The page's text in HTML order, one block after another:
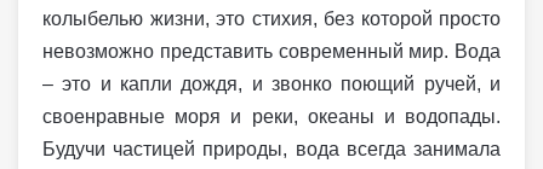
колыбелью жизни, это стихия, без которой просто
невозможно представить современный мир. Вода
– это и капли дождя, и звонко поющий ручей, и
своенравные моря и реки, океаны и водопады.
Будучи частицей природы, вода всегда занимала